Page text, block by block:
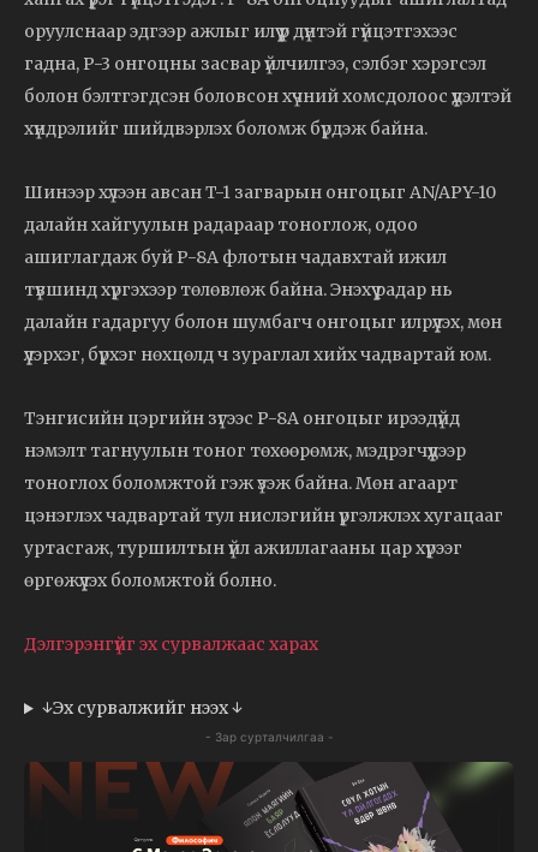
оруулснаар эдгээр ажлыг илүү үр дүнтэй гүйцэтгэхээс
гадна, P-3 онгоцны засвар үйлчилгээ, сэлбэг хэрэгсэл
болон бэлтгэгдсэн боловсон хүчний хомсдолоос үүдэлтэй
хүндрэлийг шийдвэрлэх боломж бүрдэж байна.
Шинээр хүлээн авсан T-1 загварын онгоцыг AN/APY-10
далайн хайгуулын радараар тоноглож, одоо
ашиглагдаж буй P-8A флотын чадавхтай ижил
түвшинд хүргэхээр төлөвлөж байна. Энэхүү радар нь
далайн гадаргуу болон шумбагч онгоцыг илрүүлэх, мөн
үүлэрхэг, бүрхэг нөхцөлд ч зураглал хийх чадвартай юм.
Тэнгисийн цэргийн зүгээс P-8A онгоцыг ирээдүйд
нэмэлт тагнуулын тоног төхөөрөмж, мэдрэгчүүдээр
тоноглох боломжтой гэж үзэж байна. Мөн агаарт
цэнэглэх чадвартай тул нислэгийн үргэлжлэх хугацааг
уртасгаж, туршилтын үйл ажиллагааны цар хүрээг
өргөжүүлэх боломжтой болно.
Дэлгэрэнгүйг эх сурвалжаас харах
↓Эх сурвалжийг нээх ↓
- Зар сурталчилгаа -